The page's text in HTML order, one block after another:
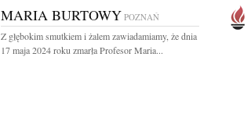
MARIA BURTOWY POZNAŃ
Z głębokim smutkiem i żalem zawiadamiamy, że dnia
17 maja 2024 roku zmarła Profesor Maria...